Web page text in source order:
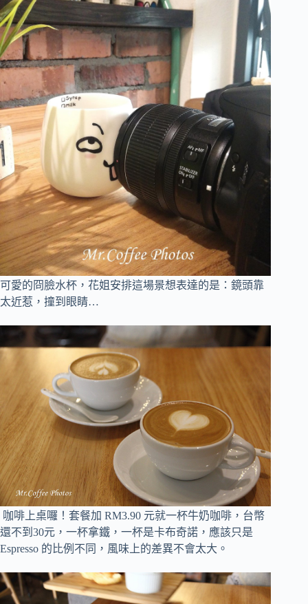
可愛的冏臉水杯，花姐安排這場景想表達的是：鏡頭靠
太近惹，撞到眼睛…
咖啡上桌囉！套餐加 RM3.90 元就一杯牛奶咖啡，台幣
還不到30元，一杯拿鐵，一杯是卡布奇諾，應該只是
Espresso 的比例不同，風味上的差異不會太大。